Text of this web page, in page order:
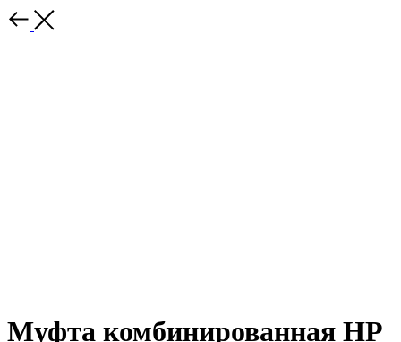
Муфта комбинированная НР